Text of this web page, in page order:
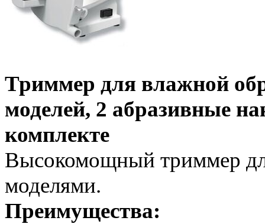
Триммер для влажной
моделей, 2 абразивные
комплекте
Высокомощный триммер
моделями.
Преимущества: